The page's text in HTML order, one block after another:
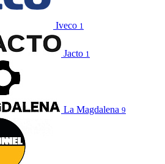
Iveco 1
Jacto 1
La Magdalena 9